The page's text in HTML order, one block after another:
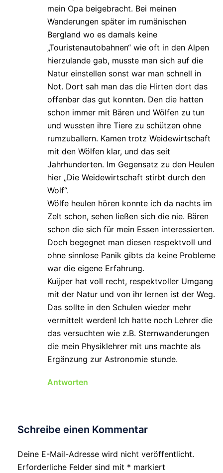
mein Opa beigebracht. Bei meinen
Wanderungen später im rumänischen
Bergland wo es damals keine
„Touristenautobahnen“ wie oft in den Alpen
hierzulande gab, musste man sich auf die
Natur einstellen sonst war man schnell in
Not. Dort sah man das die Hirten dort das
offenbar das gut konnten. Den die hatten
schon immer mit Bären und Wölfen zu tun
und wussten ihre Tiere zu schützen ohne
rumzuballern. Kamen trotz Weidewirtschaft
mit den Wölfen klar, und das seit
Jahrhunderten. Im Gegensatz zu den Heulen
hier „Die Weidewirtschaft stirbt durch den
Wolf“.
Wölfe heulen hören konnte ich da nachts im
Zelt schon, sehen ließen sich die nie. Bären
schon die sich für mein Essen interessierten.
Doch begegnet man diesen respektvoll und
ohne sinnlose Panik gibts da keine Probleme
war die eigene Erfahrung.
Kuijper hat voll recht, respektvoller Umgang
mit der Natur und von ihr lernen ist der Weg.
Das sollte in den Schulen wieder mehr
vermittelt werden! Ich hatte noch Lehrer die
das versuchten wie z.B. Sternwanderungen
die mein Physiklehrer mit uns machte als
Ergänzung zur Astronomie stunde.
Antworten
Schreibe einen Kommentar
Deine E-Mail-Adresse wird nicht veröffentlicht.
Erforderliche Felder sind mit * markiert